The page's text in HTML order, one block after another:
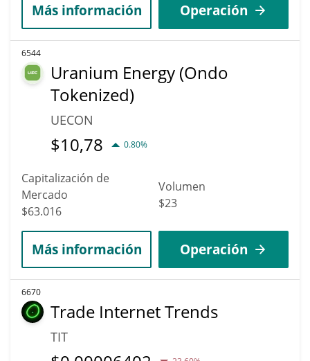
Más información Operación
6544
Uranium Energy (Ondo
Tokenized)
UECON
$10,78 0.80%
Capitalización de
Mercado
$63.016
Volumen
$23
Más información Operación
6670
Trade Internet Trends
TIT